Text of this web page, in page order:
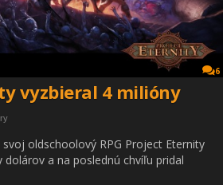
6
vyzbieral 4 milióny
oldschoolový RPG Project Eternity
a na poslednú chvíľu pridal